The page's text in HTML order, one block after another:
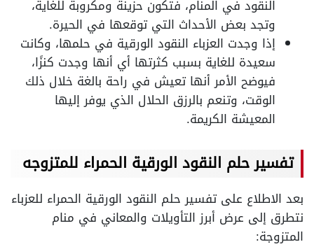
النقود في المنام، فتكون حزينة ومكروبة للغاية،
وتجد بعض الأحداث التي توقعها في الحيرة.
إذا وجدت العزباء النقود الورقية في حلمها، وكانت
سعيدة للغاية بسبب كثرتها أي أنها وجدت كنزًا،
فيوضح الأمر أنها تعيش في راحة بالغة خلال ذلك
الوقت، وتنعم بالرزق الحلال الذي يوفر إليها
المعيشة الكريمة.
تفسير حلم النقود الورقية الحمراء للمتزوجه
بعد الاطلاع على تفسير حلم النقود الورقية الحمراء للعزباء
نتطرق إلى عرض أبرز التأويلات والمعاني في منام
المتزوجة: